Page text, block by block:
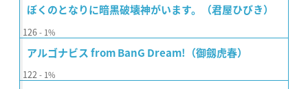
ぼくのとなりに暗黒破壊神がいます。（君屋ひびき）
126 1%
アルゴナビス from BanG Dream!（御劔虎春）
122 1%